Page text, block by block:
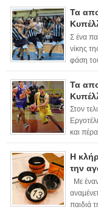
Τα
Σ ένα
νίκης
φάση
Τα
Στον
και
Η
την
Με
παιδιά